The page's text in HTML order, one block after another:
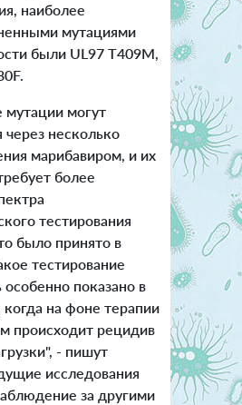
наиболее
мутациями
были UL97 T409M,
могут
через несколько
марибавиром, и их
более
тестирования
было принято в
тестирование
показано в
когда на фоне терапии
происходит рецидив
- пишут
исследования
за другими